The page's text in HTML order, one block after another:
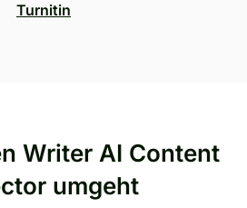
Turnitin
Writer AI Content
umgeht